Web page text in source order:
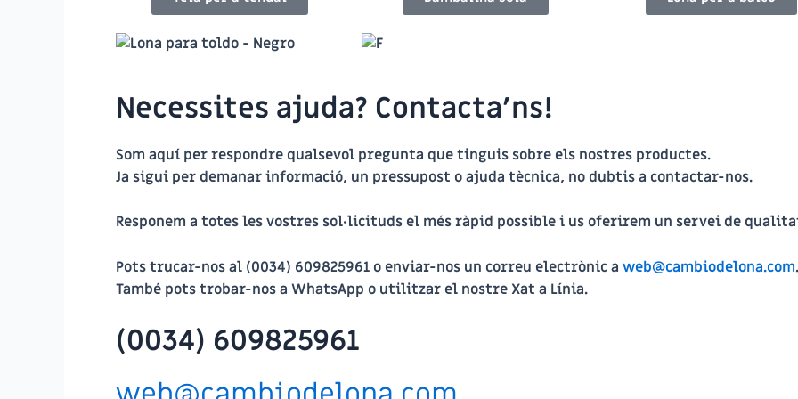
Necessites ajuda? Contacta’ns!
Som aquí per respondre qualsevol pregunta que tinguis sobre els nostres productes.
Ja sigui per demanar informació, un pressupost o ajuda tècnica, no dubtis a contactar-nos.
Responem a totes les vostres sol·licituds el més ràpid possible i us oferirem un servei de
Pots trucar-nos al (0034) 609825961 o enviar-nos un correu electrònic a web@cambiodelona.com.
També pots trobar-nos a WhatsApp o utilitzar el nostre Xat a Línia.
(0034) 609825961